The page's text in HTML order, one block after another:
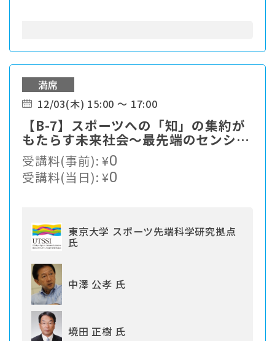
満席
12/03(木) 15:00 ～ 17:00
【B-7】スポーツへの「知」の集約が
もたらす未来社会〜最先端のセンシン
グ機能のスポーツ／身体活動への展開
と活用〜
受講料(事前):¥0
受講料(当日):¥0
東京大学 スポーツ先端科学研究拠点
氏
中澤 公孝 氏
境田 正樹 氏